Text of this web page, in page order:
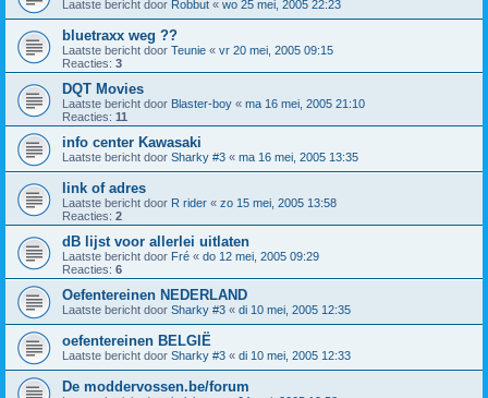
Laatste bericht door Robbut « wo 25 mei, 2005 22:23
bluetraxx weg ??
Laatste bericht door Teunie « vr 20 mei, 2005 09:15
Reacties: 3
DQT Movies
Laatste bericht door Blaster-boy « ma 16 mei, 2005 21:10
Reacties: 11
info center Kawasaki
Laatste bericht door Sharky #3 « ma 16 mei, 2005 13:35
link of adres
Laatste bericht door R rider « zo 15 mei, 2005 13:58
Reacties: 2
dB lijst voor allerlei uitlaten
Laatste bericht door Fré « do 12 mei, 2005 09:29
Reacties: 6
Oefentereinen NEDERLAND
Laatste bericht door Sharky #3 « di 10 mei, 2005 12:35
oefentereinen BELGIË
Laatste bericht door Sharky #3 « di 10 mei, 2005 12:33
De moddervossen.be/forum